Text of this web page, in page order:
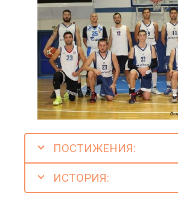
ПОСТИЖЕНИЯ:
ИСТОРИЯ: